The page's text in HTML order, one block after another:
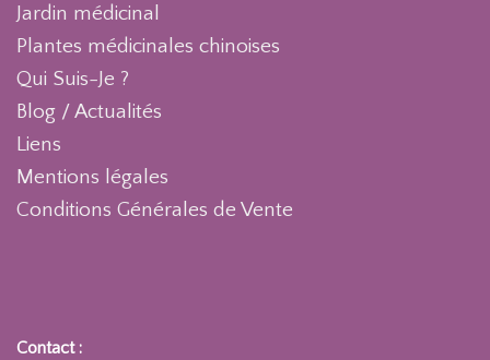
Jardin médicinal
Plantes médicinales chinoises
Qui Suis-Je ?
Blog / Actualités
Liens
Mentions légales
Conditions Générales de Vente
Contact :